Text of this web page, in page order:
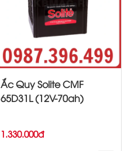
Ắc Quy Solite CMF
65D31L (12V-70ah)
1.330.000đ